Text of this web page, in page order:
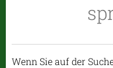
Wenn Sie auf der